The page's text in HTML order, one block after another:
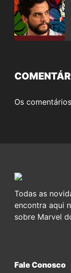
Os
Todas as
encontra aqui
sobre Marvel
Fale Conosco